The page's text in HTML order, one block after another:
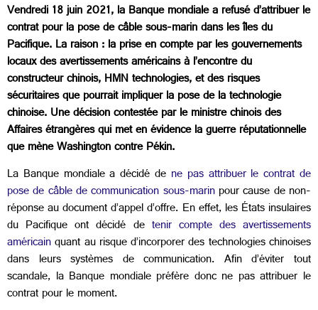
Vendredi 18 juin 2021, la Banque mondiale a refusé d’attribuer le
contrat pour la pose de câble sous-marin dans les îles du
Pacifique. La raison : la prise en compte par les gouvernements
locaux des avertissements américains à l’encontre du
constructeur chinois, HMN technologies, et des risques
sécuritaires que pourrait impliquer la pose de la technologie
chinoise. Une décision contestée par le ministre chinois des
Affaires étrangères qui met en évidence la guerre réputationnelle
que mène Washington contre Pékin.
La Banque mondiale a décidé de ne pas attribuer le contrat de
pose de câble de communication sous-marinpour cause de non-
réponse au document d’appel d’offre. En effet, les États insulaires
du Pacifique ont décidé detenir compte des avertissements
américainquant au risque d’incorporer des technologies chinoises
dans leurs systèmes de communication. Afin d’éviter tout
scandale, la Banque mondiale préfère donc ne pas attribuer le
contrat pour le moment.